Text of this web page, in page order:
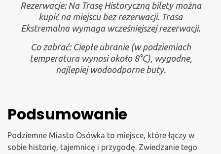
Rezerwacje: Na Trasę Historyczną bilety można
kupić na miejscu bez rezerwacji. Trasa
Ekstremalna wymaga wcześniejszej rezerwacji.
Co zabrać: Ciepłe ubranie (w podziemiach
temperatura wynosi około 8°C), wygodne,
najlepiej wodoodporne buty.
Podsumowanie
Podziemne Miasto Osówka to miejsce, które łączy w
sobie historię, tajemnicę i przygodę. Zwiedzanie tego